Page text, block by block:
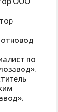
по